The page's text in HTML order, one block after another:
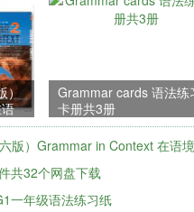
）
Grammar cards 语法练
卡册共3册
版）Grammar in Context 在语
共32个网盘下载
一年级语法练习纸